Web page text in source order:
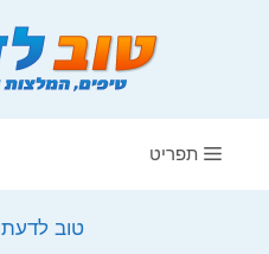
תפריט
טוב לדעת